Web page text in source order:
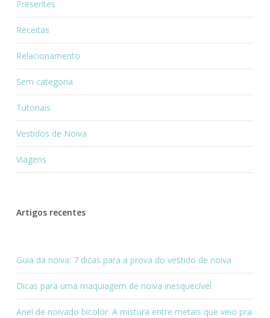
Presentes
Receitas
Relacionamento
Sem categoria
Tutoriais
Vestidos de Noiva
Viagens
Artigos recentes
Guia da noiva: 7 dicas para a prova do vestido de noiva
Dicas para uma maquiagem de noiva inesquecível
Anel de noivado bicolor: A mistura entre metais que veio pra